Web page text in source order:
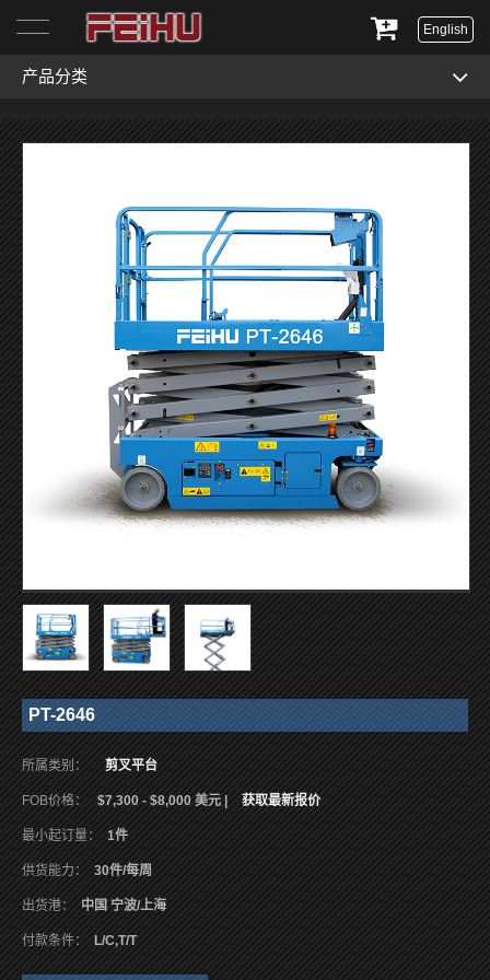
English
产品分类
PT-2646
所属类别： 剪叉平台
FOB价格： $7,300 - $8,000 美元 | 获取最新报价
最小起订量： 1件
供货能力： 30件/每周
出货港： 中国 宁波/上海
付款条件： L/C,T/T
首页
关于我们
服务与支持
新闻资讯
联系我们